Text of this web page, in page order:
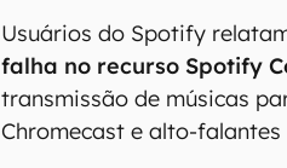
Usuários do Spotify
falha no recurso Spotify
transmissão de músicas
Chromecast e alto-